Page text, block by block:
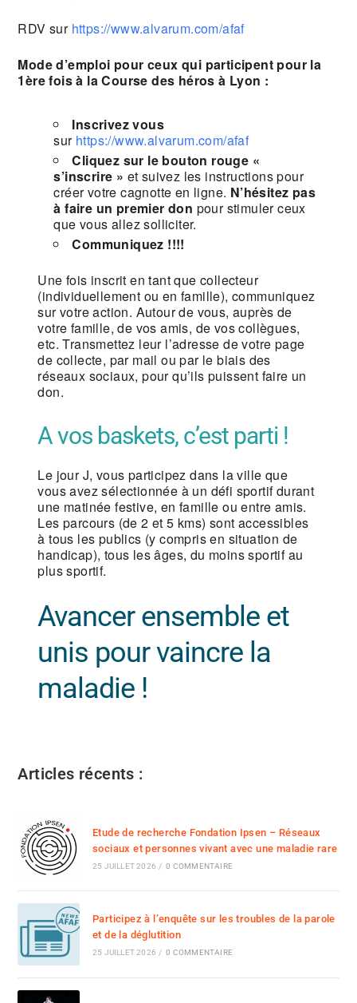
RDV sur https://www.alvarum.com/afaf
Mode d’emploi pour ceux qui participent pour la
1ère fois à la Course des héros à Lyon :
Inscrivez vous
sur https://www.alvarum.com/afaf
Cliquez sur le bouton rouge «
s’inscrire » et suivez les instructions pour
créer votre cagnotte en ligne. N’hésitez pas
à faire un premier don pour stimuler ceux
que vous allez solliciter.
Communiquez !!!!
Une fois inscrit en tant que collecteur
(individuellement ou en famille), communiquez
sur votre action. Autour de vous, auprès de
votre famille, de vos amis, de vos collègues,
etc. Transmettez leur l’adresse de votre page
de collecte, par mail ou par le biais des
réseaux sociaux, pour qu’ils puissent faire un
don.
A vos baskets, c’est parti !
Le jour J, vous participez dans la ville que
vous avez sélectionnée à un défi sportif durant
une matinée festive, en famille ou entre amis.
Les parcours (de 2 et 5 kms) sont accessibles
à tous les publics (y compris en situation de
handicap), tous les âges, du moins sportif au
plus sportif.
Avancer ensemble et
unis pour vaincre la
maladie !
Articles récents :
Etude de recherche Fondation Ipsen – Réseaux
sociaux et personnes vivant avec une maladie rare
25 JUILLET 2026 / 0 COMMENTAIRE
Participez à l’enquête sur les troubles de la parole
et de la déglutition
25 JUILLET 2026 / 0 COMMENTAIRE